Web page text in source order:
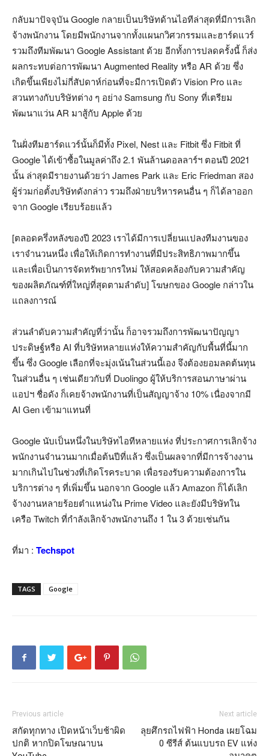
กลับมาปัจจุบัน Google กลายเป็นบริษัทด้านไอทีล่าสุดที่มีการเลิก
จ้างพนักงาน โดยมีพนักงานจากทั้งแผนกวิศวกรรมและฮาร์ดแวร์
รวมถึงทีมพัฒนา Google Assistant ด้วย อีกทั้งการปลดครั้งนี้ ก็ส่ง
ผลกระทบต่อการพัฒนา Augmented Reality หรือ AR ด้วย ซึ่ง
เกิดขึ้นเพียงไม่กี่สัปดาห์ก่อนที่จะมีการเปิดตัว Vision Pro และ
สวนทางกับบริษัทต่าง ๆ อย่าง Samsung กับ Sony ที่เตรียม
พัฒนาแว่น AR มาสู้กับ Apple ด้วย
ในฝั่งทีมฮาร์ดแวร์นั้นก็มีทั้ง Pixel, Nest และ Fitbit ซึ่ง Fitbit ที่
Google ได้เข้าซื้อในมูลค่าถึง 2.1 พันล้านดอลลาร์ฯ ตอนปี 2021
นั้น ล่าสุดมีรายงานด้วยว่า James Park และ Eric Friedman สอง
ผู้ร่วมก่อตั้งบริษัทดังกล่าว รวมถึงฝ่ายบริหารคนอื่น ๆ ก็ได้ลาออก
จาก Google เรียบร้อยแล้ว
[ตลอดครึ่งหลังของปี 2023 เราได้มีการเปลี่ยนแปลงทีมงานของ
เราจำนวนหนึ่ง เพื่อให้เกิดการทำงานที่มีประสิทธิภาพมากขึ้น
และเพื่อเป็นการจัดทรัพยากรใหม่ ให้สอดคล้องกับความสำคัญ
ของผลิตภัณฑ์ที่ใหญ่ที่สุดตามลำดับ] โฆษกของ Google กล่าวใน
แถลงการณ์
ส่วนลำดับความสำคัญที่ว่านั้น ก็อาจรวมถึงการพัฒนาปัญญา
ประดิษฐ์หรือ AI ที่บริษัทหลายแห่งให้ความสำคัญกับพื้นที่นี้มาก
ขึ้น ซึ่ง Google เลือกที่จะมุ่งเน้นในส่วนนี้เอง จึงต้องยอมลดต้นทุน
ในส่วนอื่น ๆ เช่นเดียวกับที่ Duolingo ผู้ให้บริการสอนภาษาผ่าน
แอปฯ ชื่อดัง ก็เคยจ้างพนักงานที่เป็นสัญญาจ้าง 10% เนื่องจากมี
AI Gen เข้ามาแทนที่
Google นับเป็นหนึ่งในบริษัทไอทีหลายแห่ง ที่ประกาศการเลิกจ้าง
พนักงานจำนวนมากเมื่อต้นปีที่แล้ว ซึ่งเป็นผลจากที่มีการจ้างงาน
มากเกินไปในช่วงที่เกิดโรคระบาด เพื่อรองรับความต้องการใน
บริการต่าง ๆ ที่เพิ่มขึ้น นอกจาก Google แล้ว Amazon ก็ได้เลิก
จ้างงานหลายร้อยตำแหน่งใน Prime Video และยังมีบริษัทใน
เครือ Twitch ที่กำลังเลิกจ้างพนักงานถึง 1 ใน 3 ด้วยเช่นกัน
ที่มา : Techspot
TAGS Google
Previous article
สกัดทุกทาง เปิดหน้าเว็บช้าผิด
ปกติ หากปิดโฆษณาบน
Next article
ลุยศึกรถไฟฟ้า Honda เผยโฉม
0 ซีรีส์ ต้นแบบรถ EV แห่ง